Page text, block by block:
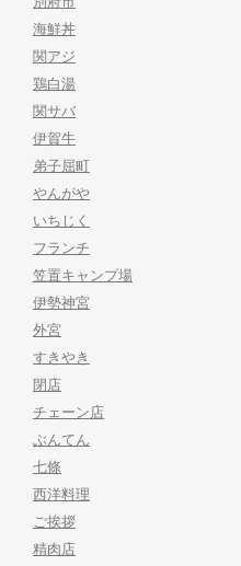
海鮮丼
関アジ
鶏白湯
関サバ
伊賀牛
弟子屈町
やんがや
いちじく
フランチ
笠置キャンプ場
伊勢神宮
外宮
すきやき
閉店
チェーン店
ぶんてん
七條
西洋料理
ご挨拶
精肉店